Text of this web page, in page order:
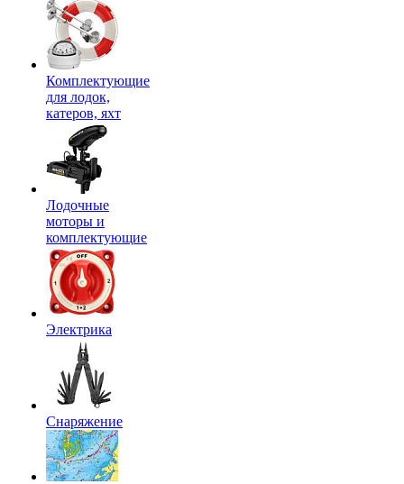
Комплектующие
для лодок,
катеров, яхт
Лодочные
моторы и
комплектующие
Электрика
Снаряжение